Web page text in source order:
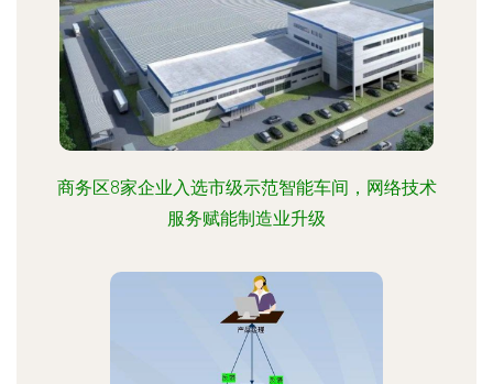
商务区8家企业入选市级示范智能车间，网络技术
服务赋能制造业升级